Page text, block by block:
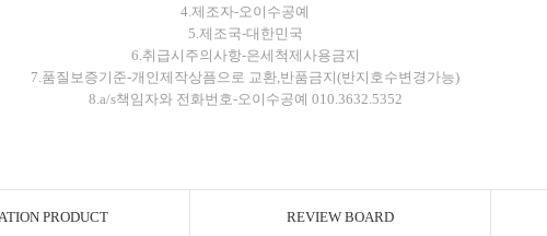
4.제조자-오이수공예
5.제조국-대한민국
6.취급시주의사항-은세척제사용금지
7.품질보증기준-개인제작상픔으로 교환,반품금지(반지호수변경가능)
8.a/s책임자와 전화번호-오이수공예 010.3632.5352
PRODUCT REVIEW BOARD